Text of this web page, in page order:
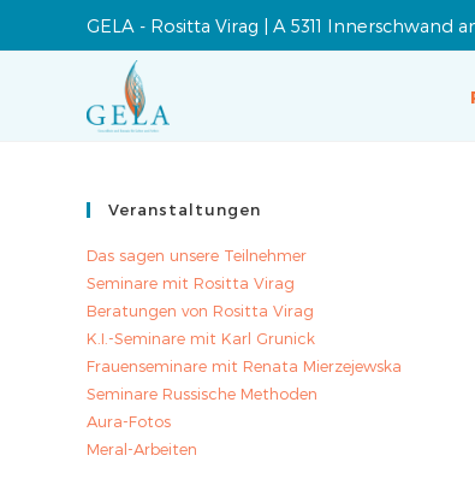
GELA - Rositta Virag | A 5311 Innerschwand
Veranstaltungen
Das sagen unsere Teilnehmer
Seminare mit Rositta Virag
Beratungen von Rositta Virag
K.I.-Seminare mit Karl Grunick
Frauenseminare mit Renata Mierzejewska
Seminare Russische Methoden
Aura-Fotos
Meral-Arbeiten